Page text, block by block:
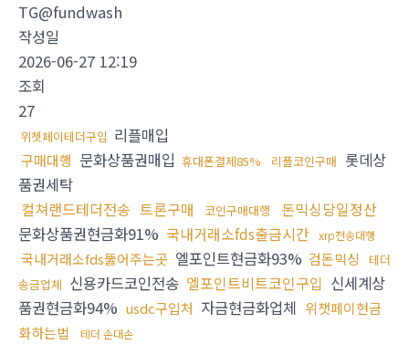
TG@fundwash
작성일
2026-06-27 12:19
조회
27
위쳇페이테더구입 리플매입
구매대행 문화상품권매입 휴대폰결제85% 리플코인구매 롯데상
품권세탁
컬쳐랜드테더전송 트론구매 코인구매대행
돈믹싱당일정산
문화상품권현금화91% 국내거래소fds출금시간 xrp전송대행
국내거래소fds뚫어주는곳 엘포인트현금화93% 검돈믹싱
테더
송금업체 신용카드코인전송 엘포인트비트코인구입 신세계상
품권현금화94% usdc구입처 자금현금화업체 위챗페이현금
화하는법
테더 손대손